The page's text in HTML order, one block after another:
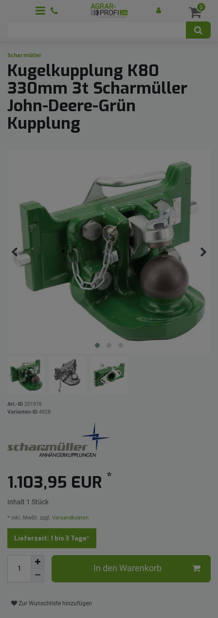
0
Scharmüller
Kugelkupplung K80
330mm 3t Scharmüller
John-Deere-Grün
Kupplung
Art.-ID 201976
Varianten-ID 4928
1.103,95 EUR *
Inhalt 1 Stück
* inkl. MwSt. zzgl. Versandkosten
Lieferzeit: 1 bis 3 Tage*
In den Warenkorb
Zur Wunschliste hinzufügen